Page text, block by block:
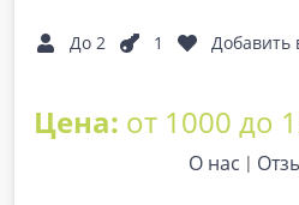
До 2 1 Добавить
Цена: от 1000 до
О нас